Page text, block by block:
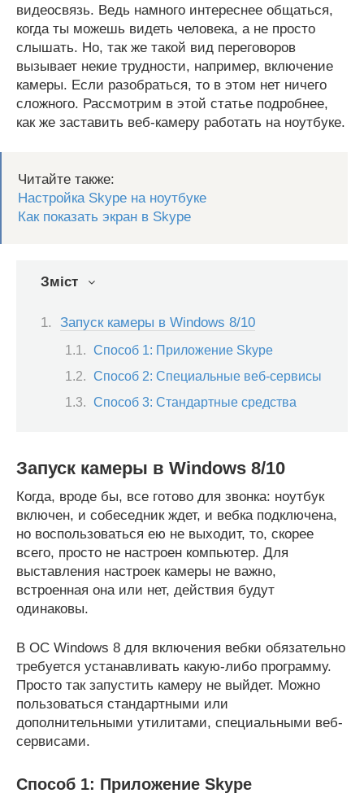
видеосвязь. Ведь намного интереснее общаться,
когда ты можешь видеть человека, а не просто
слышать. Но, так же такой вид переговоров
вызывает некие трудности, например, включение
камеры. Если разобраться, то в этом нет ничего
сложного. Рассмотрим в этой статье подробнее,
как же заставить веб-камеру работать на ноутбуке.
Читайте также:
Настройка Skype на ноутбуке
Как показать экран в Skype
Зміст
Запуск камеры в Windows 8/10
Способ 1: Приложение Skype
Способ 2: Специальные веб-сервисы
Способ 3: Стандартные средства
Запуск камеры в Windows 8/10
Когда, вроде бы, все готово для звонка: ноутбук
включен, и собеседник ждет, и вебка подключена,
но воспользоваться ею не выходит, то, скорее
всего, просто не настроен компьютер. Для
выставления настроек камеры не важно,
встроенная она или нет, действия будут
одинаковы.
В ОС Windows 8 для включения вебки обязательно
требуется устанавливать какую-либо программу.
Просто так запустить камеру не выйдет. Можно
пользоваться стандартными или
дополнительными утилитами, специальными веб-
сервисами.
Способ 1: Приложение Skype